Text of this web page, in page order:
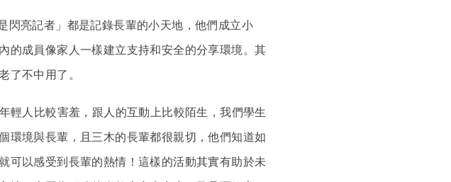
亮記者」都是記錄長輩的小天地，他們成立小
的成員像家人一樣建立支持和安全的分享環境。其
了不中用了。
人比較害羞，跟人的互動上比較陌生，我們學生
環境與長輩，且三木的長輩都很親切，他們知道如
可以感受到長輩的熱情！這樣的活動其實有助於未